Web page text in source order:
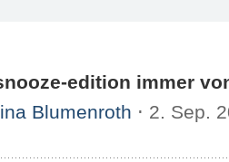
edition immer
Blumenroth ⋅ 2. Sep.